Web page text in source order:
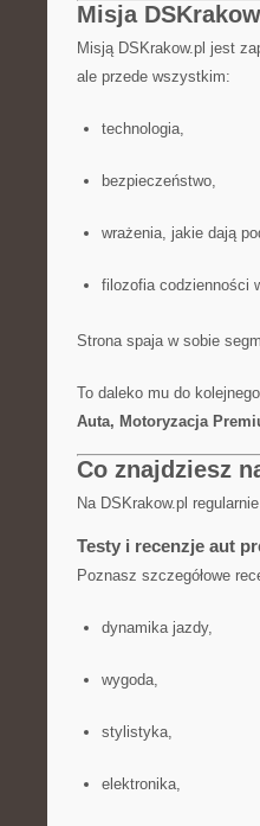
Misja
Misją DSKrakow.pl jest
ale przede wszystkim:
technologia,
bezpieczeństwo,
wrażenia, jakie dają
filozofia codzienności
Strona spaja w sobie
To daleko mu do
Auta, Motoryzacja
Co znajdziesz
Na DSKrakow.pl
Testy i recenzje aut
Poznasz szczegółowe
dynamika jazdy,
wygoda,
stylistyka,
elektronika,